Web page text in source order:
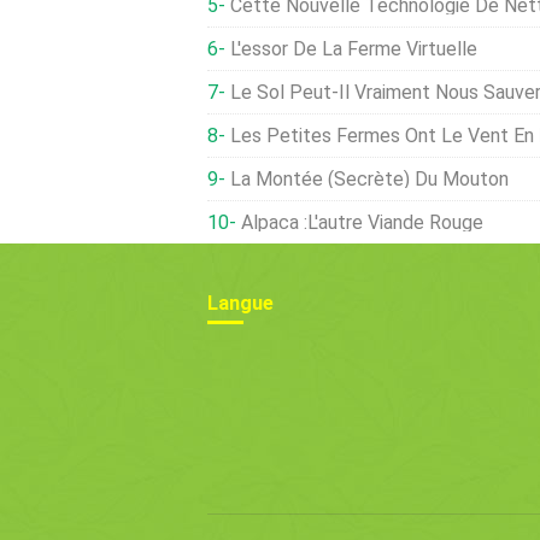
Cette Nouvelle Technologie De Nettoyage De
L'essor De La Ferme Virtuelle
Le Sol Peut-Il Vraiment Nous Sauver ? Cette
Les Petites Fermes Ont Le Vent En Poupe Aux États-Unis,
La Montée (secrète) Du Mouton
Alpaca :l'autre Viande Rouge
Langue